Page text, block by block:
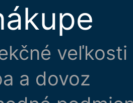
veľkosti
a dovoz